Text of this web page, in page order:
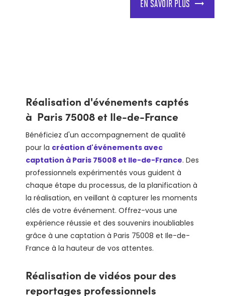
EN SAVOIR PLUS
Réalisation d'événements captés
à Paris 75008 et Ile-de-France
Bénéficiez d'un accompagnement de qualité
pour la création d'événements avec
captation à Paris 75008 et Ile-de-France. Des
professionnels expérimentés vous guident à
chaque étape du processus, de la planification à
la réalisation, en veillant à capturer les moments
clés de votre événement. Offrez-vous une
expérience réussie et des souvenirs inoubliables
grâce à une captation à Paris 75008 et Ile-de-
France à la hauteur de vos attentes.
Réalisation de vidéos pour des
reportages professionnels